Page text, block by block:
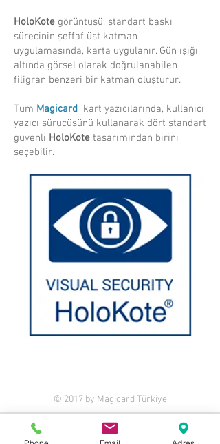
HoloKote görüntüsü, standart baskı
sürecinin şeffaf üst katman
uygulamasında, karta uygulanır. Gün ışığı
altında görsel olarak doğrulanabilen
filigran benzeri bir katman oluşturur.
Tüm Magicard kart yazıcılarında, kullanıcı
yazıcı sürücüsünü kullanarak dört standart
güvenli HoloKote tasarımından birini
seçebilir.
© 2017 by Magicard Türkiye
Önerilen Ürünler